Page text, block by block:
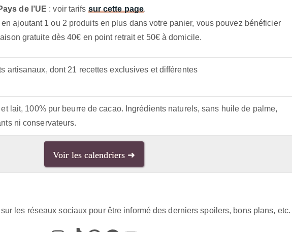
de l’UE : voir tarifs sur cette page.
ajoutant 1 ou 2 produits en plus dans votre panier, vous pouvez bénéficier
gratuite dès 40€ en point retrait et 50€ à domicile.
artisanaux, dont 21 recettes exclusives et différentes
lait, 100% pur beurre de cacao. Ingrédients naturels, sans huile de palme,
ni conservateurs.
Voir les calendriers ➜
les réseaux sociaux pour être informé des derniers spoilers, bons plans, etc.